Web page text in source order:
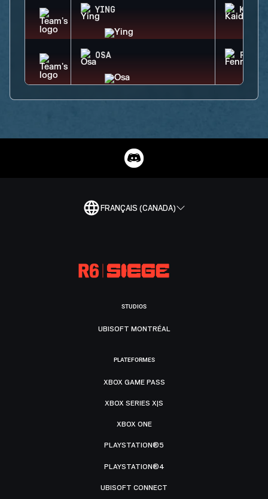
YING KAID
OSA
FRANÇAIS (CANADA)
STUDIOS
UBISOFT MONTRÉAL
PLATEFORMES
XBOX GAME PASS
XBOX SERIES X|S
XBOX ONE
PLAYSTATION®5
PLAYSTATION®4
UBISOFT CONNECT